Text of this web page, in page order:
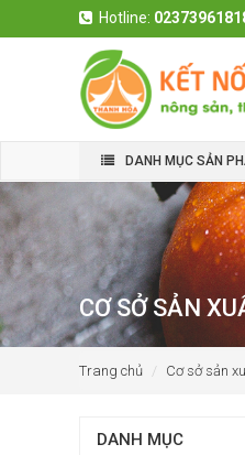
Hotline:
DANH MỤC SẢN
CƠ SỞ SẢN
Trang chủ Cơ sở sản
DANH MỤC